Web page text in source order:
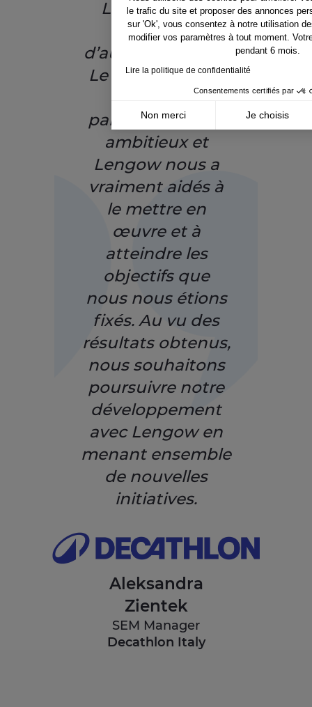
le trafic du site et proposer des annonces
sur 'Ok', vous consentez à notre utilisation
modifier vos paramètres à tout moment.
pendant 6 mois.
Lire la politique de confidentialité
Consentements certifiés par
Non merci
Je choisis
Axeptio consent
Plateforme de Gestion du Consentement :
Notre plateforme vous permet d'adapter et
Lengow et sa
plateforme
d’automatisation.
Le projet Google
particulièrement
ambitieux et
Lengow nous a
vraiment aidés à
le mettre en
œuvre et à
atteindre les
objectifs que
nous nous étions
fixés. Au vu des
résultats obtenus,
nous souhaitons
poursuivre notre
développement
avec Lengow en
menant ensemble
de nouvelles
initiatives.
Aleksandra
Zientek
SEM Manager
Decathlon Italy